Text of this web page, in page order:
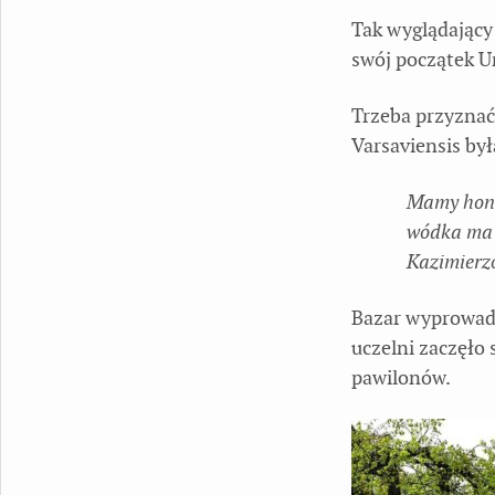
Tak
swój początek
Trzeba
Varsaviensis
Mamy
wódka
Bazar
uczelni
pawilonów.